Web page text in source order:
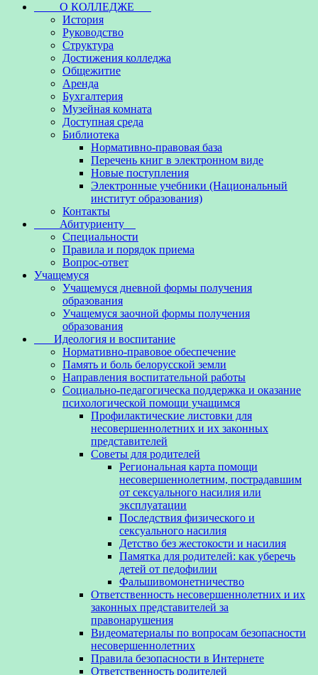
О КОЛЛЕДЖЕ
История
Руководство
Структура
Достижения колледжа
Общежитие
Аренда
Бухгалтерия
Музейная комната
Доступная среда
Библиотека
Нормативно-правовая база
Перечень книг в электронном виде
Новые поступления
Электронные учебники (Национальный
институт образования)
Контакты
Абитуриенту
Специальности
Правила и порядок приема
Вопрос-ответ
Учащемуся
Учащемуся дневной формы получения
образования
Учащемуся заочной формы получения
образования
Идеология и воспитание
Нормативно-правовое обеспечение
Память и боль белорусской земли
Направления воспитательной работы
Социально-педагогическа поддержка и оказание
психологической помощи учащимся
Профилактические листовки для
несовершеннолетних и их законных
представителей
Советы для родителей
Региональная карта помощи
несовершеннолетним, пострадавшим
от сексуального насилия или
эксплуатации
Последствия физического и
сексуального насилия
Детство без жестокости и насилия
Памятка для родителей: как уберечь
детей от педофилии
Фальшивомонетничество
Ответственность несовершеннолетних и их
законных представителей за
правонарушения
Видеоматериалы по вопросам безопасности
несовершеннолетних
Правила безопасности в Интернете
Ответственность родителей